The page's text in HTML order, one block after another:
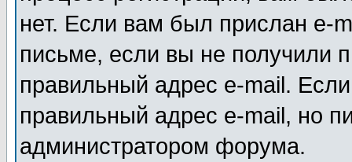
нет. Если вам был прислан e-
письме, если вы не получили
правильный адрес e-mail.
правильный адрес e-mail, но
администратором форума.